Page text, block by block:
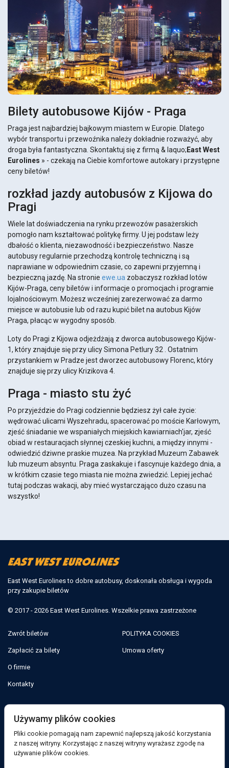
Bilety autobusowe Kijów - Praga
Praga jest najbardziej bajkowym miastem w Europie. Dlatego
wybór transportu i przewoźnika należy dokładnie rozważyć, aby
droga była fantastyczna. Skontaktuj się z firmą & laquo; East West
Eurolines » - czekają na Ciebie komfortowe autokary i przystępne
ceny biletów!
rozkład jazdy autobusów z Kijowa do
Pragi
Wiele lat doświadczenia na rynku przewozów pasażerskich
pomogło nam kształtować politykę firmy. U jej podstaw leży
dbałość o klienta, niezawodność i bezpieczeństwo. Nasze
autobusy regularnie przechodzą kontrolę techniczną i są
naprawiane w odpowiednim czasie, co zapewni przyjemną i
bezpieczną jazdę. Na stronie ewe.ua zobaczysz rozkład lotów
Kijów-Praga, ceny biletów i informacje o promocjach i programie
lojalnościowym. Możesz wcześniej zarezerwować za darmo
miejsce w autobusie lub od razu kupić bilet na autobus Kijów
Praga, płacąc w wygodny sposób.
Loty do Pragi z Kijowa odjeżdżają z dworca autobusowego Kijów-
1, który znajduje się przy ulicy Simona Petlury 32 . Ostatnim
przystankiem w Pradze jest dworzec autobusowy Florenc, który
znajduje się przy ulicy Krizikova 4.
Praga - miasto stu żyć
Po przyjeździe do Pragi codziennie będziesz żył całe życie:
wędrować ulicami Wyszehradu, spacerować po moście Karłowym,
zjeść śniadanie we wspaniałych miejskich kawiarniach'jar, zjeść
obiad w restauracjach słynnej czeskiej kuchni, a między innymi -
odwiedzić dziwne praskie muzea. Na przykład Muzeum Zabawek
lub muzeum absyntu. Praga zaskakuje i fascynuje każdego dnia, a
w krótkim czasie tego miasta nie można zwiedzić. Lepiej jechać
tutaj podczas wakacji, aby mieć wystarczająco dużo czasu na
wszystko!
East West Eurolines to dobre autobusy, doskonała obsługa i wygoda
przy zakupie biletów
© 2017 - 2026 East West Eurolines. Wszelkie prawa zastrzeżone
Zwrót biletów
Zapłacić za bilety
O firmie
Kontakty
POLITYKA COOKIES
Umowa oferty
Facebook
Wsparcie:
Używamy plików cookies
Pliki cookie pomagają nam zapewnić najlepszą jakość korzystania
z naszej witryny. Korzystając z naszej witryny wyrażasz zgodę na
używanie plików cookies.